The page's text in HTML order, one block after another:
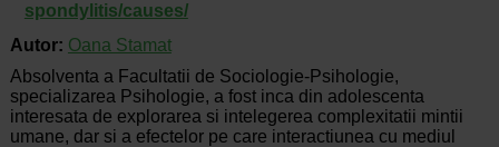
spondylitis/causes/
Autor: Oana Stamat
Absolventa a Facultatii de Sociologie-Psihologie,
specializarea Psihologie, a fost inca din adolescenta
interesata de explorarea si intelegerea complexitatii mintii
umane, dar si a efectelor pe care interactiunea cu mediul